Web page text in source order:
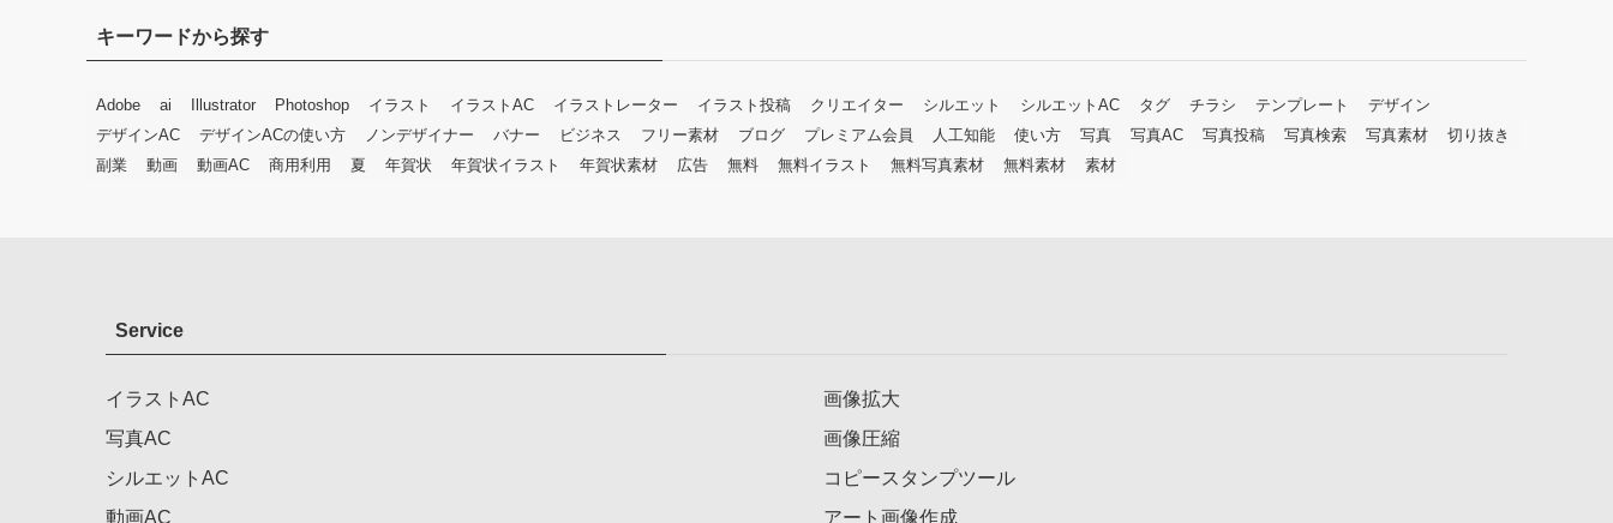
キーワードから探す
Adobe ai Illustrator Photoshop イラスト イラストAC イラストレーター イラスト投稿 クリエイター シルエット シルエットAC タグ チラシ テンプレート
デザイン
デザインAC
デザインACの使い方 ノンデザイナー バナー ビジネス フリー素材 ブログ プレミアム会員 人工知能 使い方 写真 写真AC 写真投稿 写真検索 写真素材
切り抜き
副業
動画 動画AC 商用利用 夏 年賀状 年賀状イラスト 年賀状素材 広告 無料 無料イラスト 無料写真素材 無料素材 素材
Service
イラストAC
写真AC
シルエットAC
動画AC
画像拡大
画像圧縮
コピースタンプツール
アート画像作成